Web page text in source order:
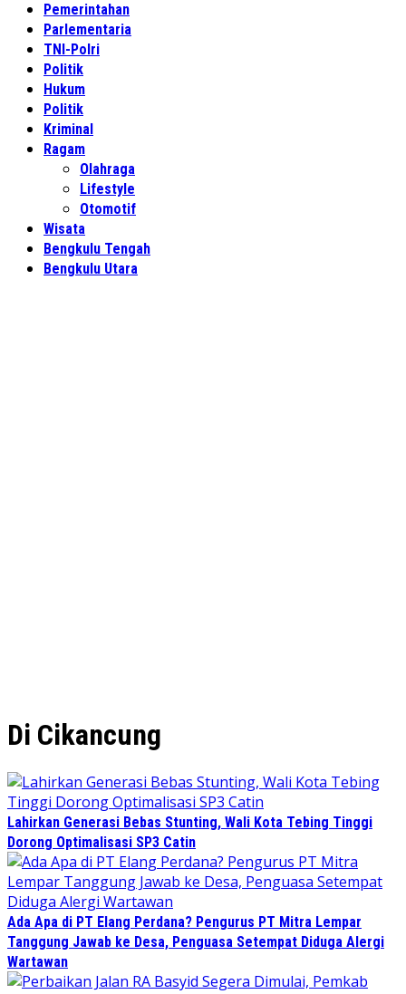
Pemerintahan
Parlementaria
TNI-Polri
Politik
Hukum
Politik
Kriminal
Ragam
Olahraga
Lifestyle
Otomotif
Wisata
Bengkulu Tengah
Bengkulu Utara
Di Cikancung
Lahirkan Generasi Bebas Stunting, Wali Kota Tebing Tinggi
Dorong Optimalisasi SP3 Catin
Ada Apa di PT Elang Perdana? Pengurus PT Mitra Lempar
Tanggung Jawab ke Desa, Penguasa Setempat Diduga Alergi
Wartawan